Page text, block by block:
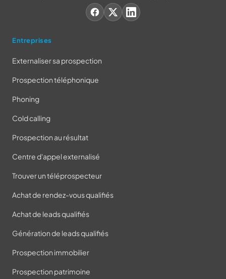
Entreprises
Externaliser sa prospection
Prospection téléphonique
Phoning
Cold calling
Prospection au résultat
Centre d'appel externalisé
Trouver un téléprospecteur
Achat de rendez-vous qualifiés
Achat de leads qualifiés
Génération de leads qualifiés
Prospection immobilier
Prospection patrimoine